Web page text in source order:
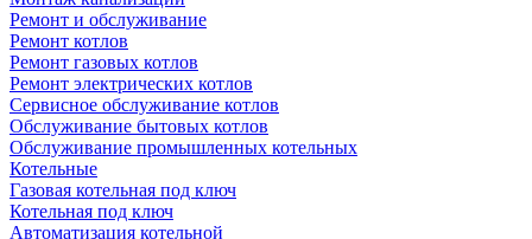
Ремонт и обслуживание
Ремонт котлов
Ремонт газовых котлов
Ремонт электрических котлов
Сервисное обслуживание котлов
Обслуживание бытовых котлов
Обслуживание промышленных котельных
Котельные
Газовая котельная под ключ
Котельная под ключ
Автоматизация котельной